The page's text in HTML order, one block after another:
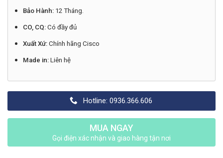
Bảo Hành: 12 Tháng.
CO, CQ: Có đầy đủ
Xuất Xứ:Chính hãng Cisco
Made in:Liên hệ
Hotline: 0936.366.606
MUA NGAY
Gọi điện xác nhận và giao hàng tận nơi